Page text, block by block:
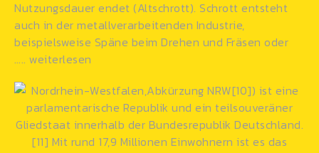
Nutzungsdauer endet (Altschrott). Schrott entsteht
auch in der metallverarbeitenden Industrie,
beispielsweise Späne beim Drehen und Fräsen oder
….. weiterlesen